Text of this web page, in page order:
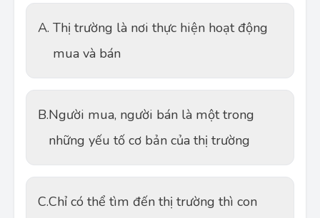
A. Thị trường là nơi thực hiện hoạt động
mua và bán
B.Người mua, người bán là một trong
những yếu tố cơ bản của thị trường
C.Chỉ có thể tìm đến thị trường thì con